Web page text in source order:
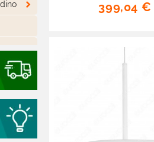



399,04 €